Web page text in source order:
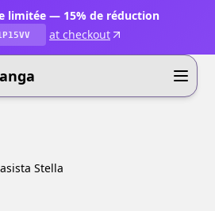
limitée — 15% de réduction
at checkout
Stella